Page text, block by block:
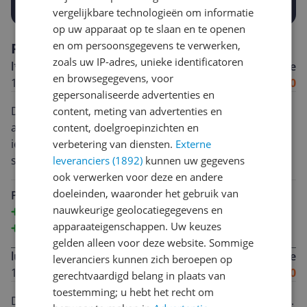
Reviews
l*******@h**********
15-04-2025
Algemene score
9.0
Deze föhn is een alleskunner voor het hele gezin en
alle haartypes. Er zitten diverse opzetstukken bij voor
iedereen. Zelf heb ik stijl haar en daarom heb ik de
smalle mond gebruikt met de borstel. Mijn haar is snel
droog en krijgt mooi volume. Het andere antipluis
opzetstuk maakt mijn haar nog gladder en steiler.
Opzetstukken voor krullen heb ik niet kunnen testen
want die heeft niemand hier. Alles zit in een fijne zak en
de kabel is lang genoeg. De functie om koude lucht te
laten komen is wel fijn zodat ik de fohn niet heet weg
hoef te leggen.
Pluspunten
Diverse opzetstukken
Lange kabel
lusanne
13-04-2025
Algemene score
9.0
Deze Remington Föhn vind ik in 1 woord FANTASTISCH.
vergelijkbare technologieën om informatie
op uw apparaat op te slaan en te openen
en om persoonsgegevens te verwerken,
zoals uw IP-adres, unieke identificatoren
en browsegegevens, voor
gepersonaliseerde advertenties en
content, meting van advertenties en
content, doelgroepinzichten en
verbetering van diensten. Externe
leveranciers (1892) kunnen uw gegevens
ook verwerken voor deze en andere
doeleinden, waaronder het gebruik van
nauwkeurige geolocatiegegevens en
apparaateigenschappen. Uw keuzes
gelden alleen voor deze website. Sommige
leveranciers kunnen zich beroepen op
gerechtvaardigd belang in plaats van
toestemming; u hebt het recht om